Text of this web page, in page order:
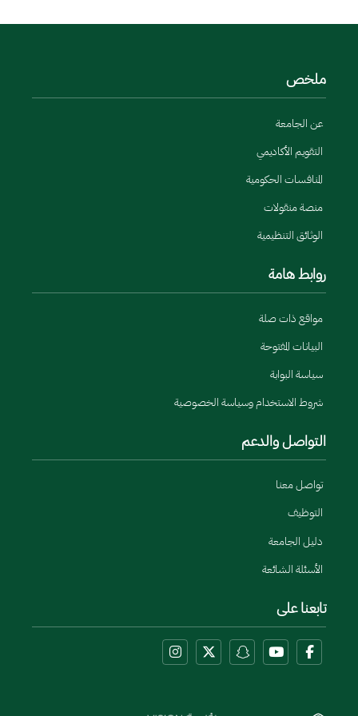
ملخص
عن الجامعة
التقويم الأكاديمي
المنافسات الحكومية
منصة منقولات
الوثائق التنظيمية
روابط هامة
مواقع ذات صلة
البيانات المفتوحة
سياسة البوابة
شروط الاستخدام وسياسة الخصوصية
التواصل والدعم
تواصل معنا
التوظيف
دليل الجامعة
الأسئلة الشائعة
تابعنا على